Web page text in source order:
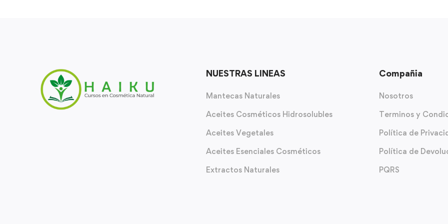
NUESTRAS LINEAS
Mantecas Naturales
Aceites Cosméticos Hidrosolubles
Aceites Vegetales
Aceites Esenciales Cosméticos
Extractos Naturales
Compañia
Nosotros
Terminos y
Política de
Política de
PQRS